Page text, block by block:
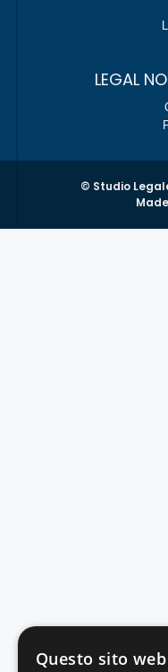
LEGAL
© Studio
Questo sito